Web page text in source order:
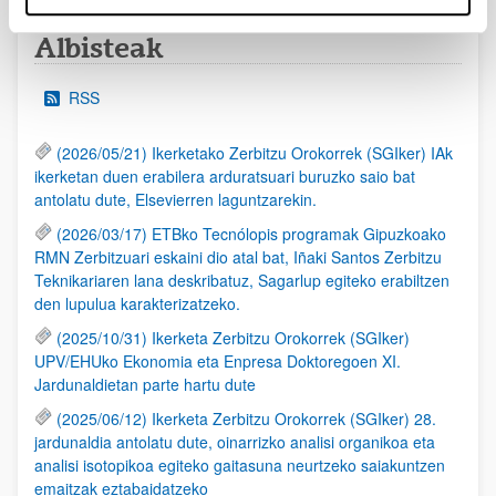
Albisteak
RSS
(2026/05/21) Ikerketako Zerbitzu Orokorrek (SGIker) IAk
ikerketan duen erabilera arduratsuari buruzko saio bat
antolatu dute, Elsevierren laguntzarekin.
(2026/03/17) ETBko Tecnólopis programak Gipuzkoako
RMN Zerbitzuari eskaini dio atal bat, Iñaki Santos Zerbitzu
Teknikariaren lana deskribatuz, Sagarlup egiteko erabiltzen
den lupulua karakterizatzeko.
(2025/10/31) Ikerketa Zerbitzu Orokorrek (SGIker)
UPV/EHUko Ekonomia eta Enpresa Doktoregoen XI.
Jardunaldietan parte hartu dute
(2025/06/12) Ikerketa Zerbitzu Orokorrek (SGIker) 28.
jardunaldia antolatu dute, oinarrizko analisi organikoa eta
analisi isotopikoa egiteko gaitasuna neurtzeko saiakuntzen
emaitzak eztabaidatzeko